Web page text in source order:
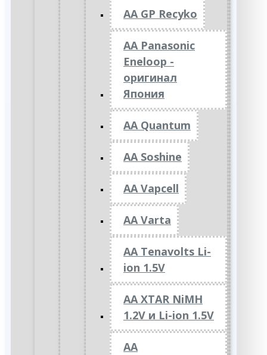
AA GP Recyko
AA Panasonic
Eneloop -
оригинал
Япония
AA Quantum
AA Soshine
AA Vapcell
AA Varta
AA Tenavolts Li-
ion 1.5V
AA XTAR NiMH
1.2V и Li-ion 1.5V
АА